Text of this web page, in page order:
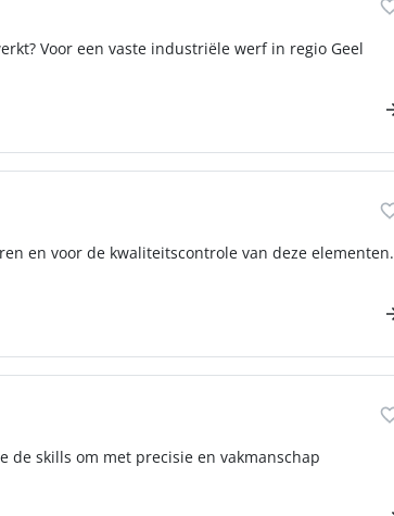
Voor een vaste industriële werf in regio Geel
en voor de kwaliteitscontrole van deze elementen.
de skills om met precisie en vakmanschap